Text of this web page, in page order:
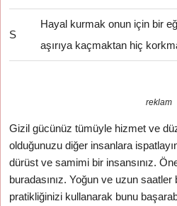
S
Hayal kurmak onun için bir
aşırıya kaçmaktan hiç
reklam
Gizil gücünüz tümüyle hizmet ve
olduğunuzu diğer insanlara
dürüst ve samimi bir insansınız.
buradasınız. Yoğun ve uzun
pratikliğinizi kullanarak bunu